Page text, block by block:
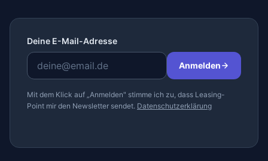
Deine E-Mail-Adresse
Anmelden
Mit dem Klick auf „Anmelden" stimme ich zu, dass Leasing-
Point mir den Newsletter sendet. Datenschutzerklärung